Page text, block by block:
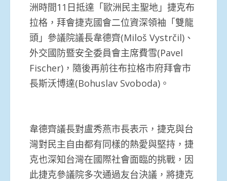
洲時間11日抵達「歐洲民主聖地」捷克布
拉格，拜會捷克國會二位資深領袖「雙龍
頭」參議院議長韋德齊(Miloš Vystrčil)、
外交國防暨安全委員會主席費雪(Pavel
Fischer)，隨後再前往布拉格市府拜會市
長斯沃博達(Bohuslav Svoboda)。
韋德齊議長對盧秀燕市長表示，捷克與台
灣對民主自由都有同樣的熱愛與堅持，捷
克也深知台灣在國際社會面臨的挑戰，因
此捷克參議院多次通過友台決議，將捷克